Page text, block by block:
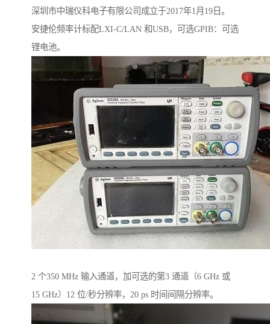
深圳市中瑞仪科电子有限公司成立于2017年1月19日。
安捷伦频率计标配LXI-C/LAN 和USB，可选GPIB：可选
锂电池。
2 个350 MHz 输入通道，加可选的第3 通道（6 GHz 或
15 GHz）12 位/秒分辨率，20 ps 时间间隔分辨率。